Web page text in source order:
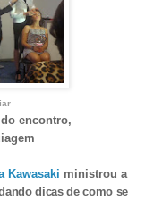
encontro,
Kawasaki ministrou a
dicas de como se